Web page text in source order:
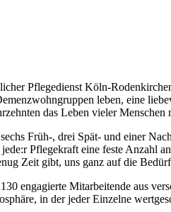
Pflegedienst Köln-
leben, eine
das Leben vieler
Früh-, drei Spät- und einer
Pflegekraft eine feste Anzahl
Zeit gibt, uns ganz auf die
engagierte Mitarbeitende aus
in der jeder Einzelne